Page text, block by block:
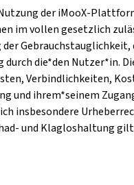
der iMooX-
im vollen gesetzlich
die*den Nutzer*in.
Verbindlichkeiten,
und ihrem*seinem
insbesondere
und Klagloshaltung